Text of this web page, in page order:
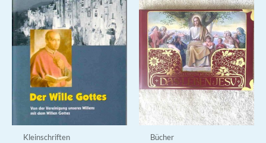
Kleinschriften Bücher